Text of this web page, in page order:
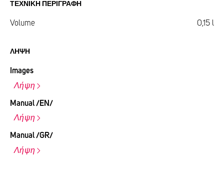
ΤΕΧΝΙΚΉ ΠΕΡΙΓΡΑΦΉ
Volume 0,15 l
ΛΉΨΗ
Images
Λήψη
Manual /EN/
Λήψη
Manual /GR/
Λήψη